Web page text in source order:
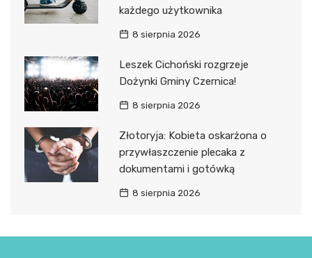
każdego użytkownika
8 sierpnia 2026
Leszek Cichoński rozgrzeje
Dożynki Gminy Czernica!
8 sierpnia 2026
Złotoryja: Kobieta oskarżona o
przywłaszczenie plecaka z
dokumentami i gotówką
8 sierpnia 2026